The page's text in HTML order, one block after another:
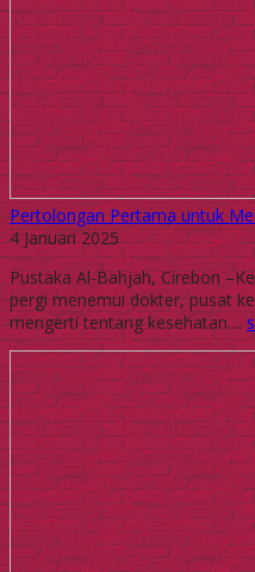
Pertolongan Pertama untuk
4 Januari 2025
Pustaka Al-Bahjah, Cirebon
pergi menemui dokter, pusat
mengerti tentang kesehatan....